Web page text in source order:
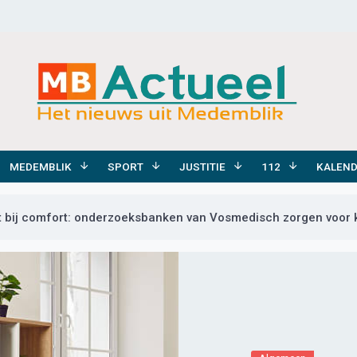
MEDEMBLIK SPORT JUSTITIE 112
bij comfort: onderzoeksbanken van Vosmedisch zorgen